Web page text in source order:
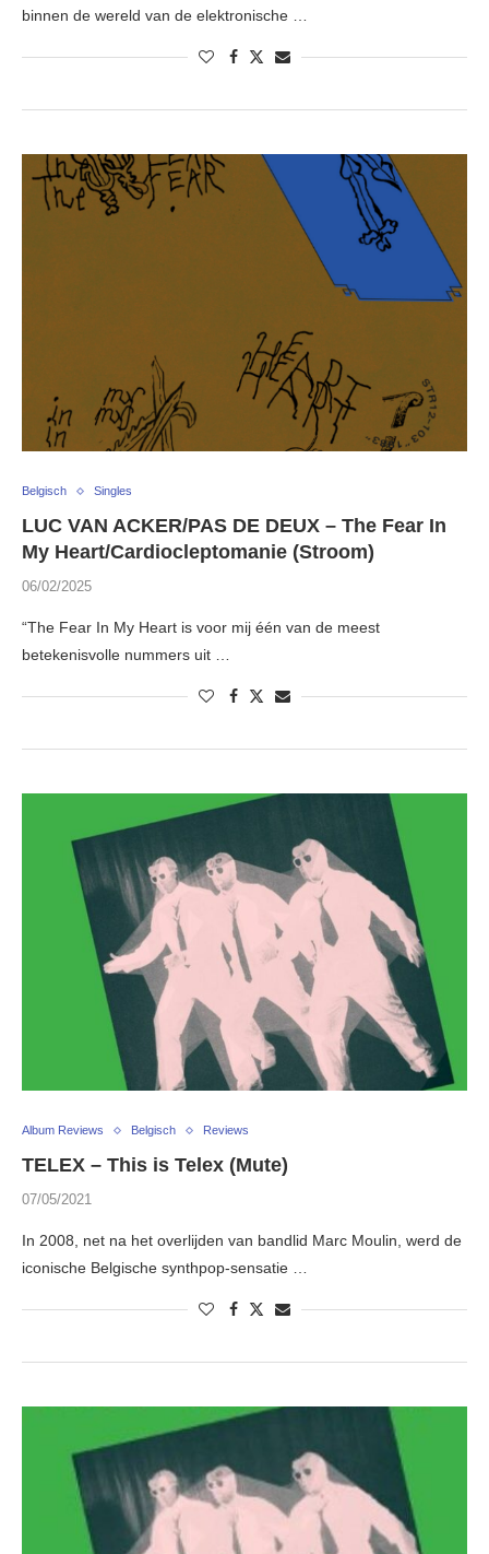
binnen de wereld van de elektronische …
Belgisch Singles
LUC VAN ACKER/PAS DE DEUX – The Fear In
My Heart/Cardiocleptomanie (Stroom)
06/02/2025
“The Fear In My Heart is voor mij één van de meest
betekenisvolle nummers uit …
Album Reviews Belgisch Reviews
TELEX – This is Telex (Mute)
07/05/2021
In 2008, net na het overlijden van bandlid Marc Moulin, werd de
iconische Belgische synthpop-sensatie …